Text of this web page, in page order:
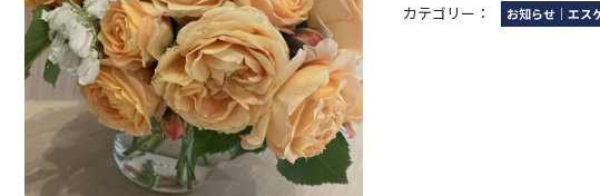
カテゴリー：
お知らせ｜エス